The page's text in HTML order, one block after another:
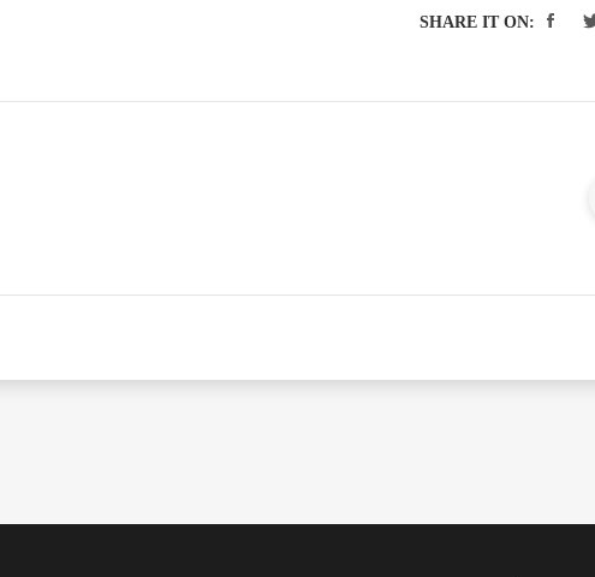
SHARE IT ON: